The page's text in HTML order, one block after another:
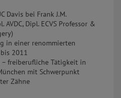
Davis bei Frank J.M.
AVDC, Dipl. ECVS Professor &
in einer renommierten
2011
– freiberufliche Tätigkeit in
mit Schwerpunkt
Zähne